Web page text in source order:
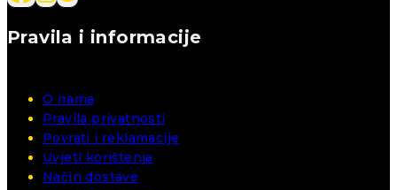
Pravila i informacije
O nama
Pravila privatnosti
Povrati i reklamacije
Uvjeti korištenja
Način dostave